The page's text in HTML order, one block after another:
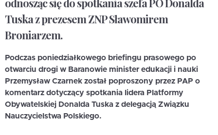
odnosząc się do spotkania szefa PO Donalda
Tuska z prezesem ZNP Sławomirem
Broniarzem.
Podczas poniedziałkowego briefingu prasowego po
otwarciu drogi w Baranowie minister edukacji i nauki
Przemysław Czarnek został poproszony przez PAP o
komentarz dotyczący spotkania lidera Platformy
Obywatelskiej Donalda Tuska z delegacją Związku
Nauczycielstwa Polskiego.